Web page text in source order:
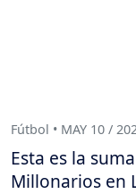
Fútbol • MAY 10 /
Esta es la
Millonarios en